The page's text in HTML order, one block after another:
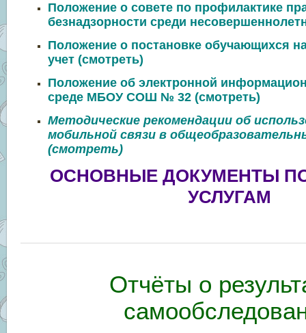
Положение о совете по профилактике
безнадзорности среди
Положение о постановке обучающихся
учет (смотреть)
Положение об электронной
среде МБОУ СОШ № 32 (смотреть)
Методические рекомендации об
мобильной связи в
(смотреть)
ОСНОВНЫЕ ДОКУМЕНТЫ
УСЛУГАМ
Отчёты о